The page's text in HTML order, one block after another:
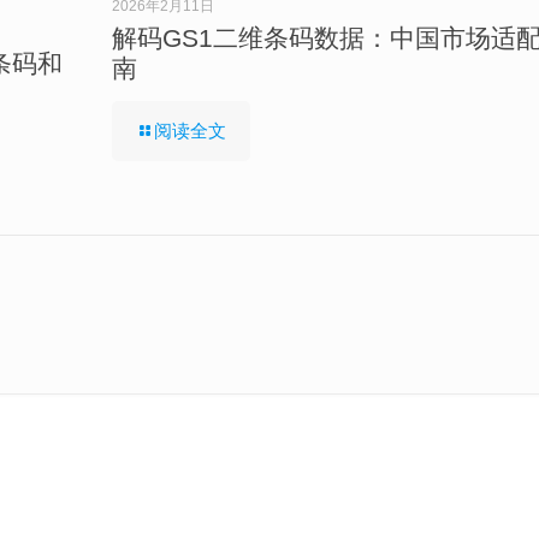
码和
2026年2月11日
解码GS1二维条码数据：中国市场适
南
阅读全文